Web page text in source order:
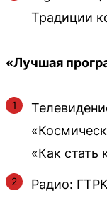
Традиции
«Лучшая
«Как стать
Радио: